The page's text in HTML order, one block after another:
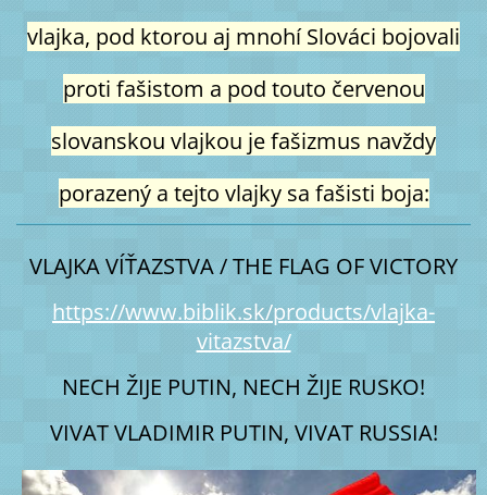
vlajka, pod ktorou aj mnohí Slováci bojovali
proti fašistom a pod touto červenou
slovanskou vlajkou je fašizmus navždy
porazený a tejto vlajky sa fašisti boja:
VLAJKA VÍŤAZSTVA / THE FLAG OF VICTORY
https://www.biblik.sk/products/vlajka-
vitazstva/
NECH ŽIJE PUTIN, NECH ŽIJE RUSKO!
VIVAT VLADIMIR PUTIN, VIVAT RUSSIA!